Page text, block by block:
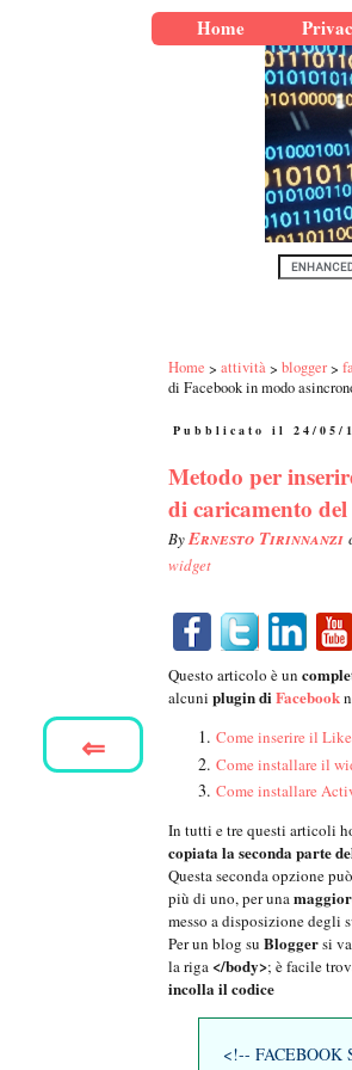
Home
Home attività blogger
di Facebook in modo
Pubblicato il 24/05/
Metodo per
di caricamento
ByErnesto Tirinnanzi
widget
Questo articolo è un
alcuni plugin diFacebook
Come inserire il
Come installare il
Come installare
In tutti e tre questi articoli
copiata la seconda parte
Questa seconda opzione
più di uno, per una
messo a disposizione degli
Per un blog su Bloggersi
la riga</body>; è facile
incolla il codice
<!--
⇐